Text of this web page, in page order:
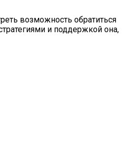
возможность обратиться
и поддержкой она,